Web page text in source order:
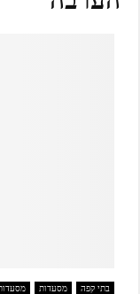
בתי קפה מסעדות